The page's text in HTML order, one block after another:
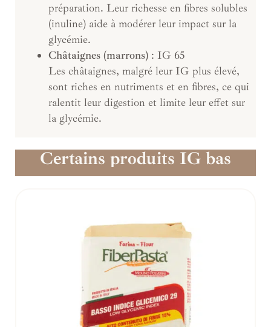
préparation. Leur richesse en fibres solubles
(inuline) aide à modérer leur impact sur la
glycémie.
Châtaignes (marrons) : IG 65
Les châtaignes, malgré leur IG plus élevé,
sont riches en nutriments et en fibres, ce qui
ralentit leur digestion et limite leur effet sur
la glycémie.
Certains produits IG bas